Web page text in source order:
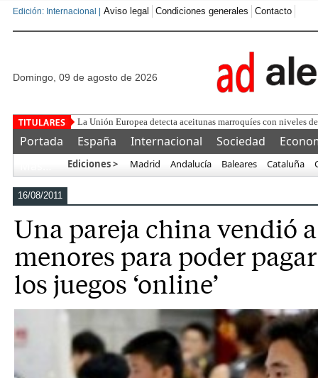
Edición: Internacional | Aviso legal Condiciones generales Contacto
domingo, 09 de agosto de 2026
F
Portada España Internacional Sociedad
Ediciones > Madrid Andalucía Baleares Cataluña
16/08/2011
Una pareja china vendió
menores para poder
los juegos ‘online’